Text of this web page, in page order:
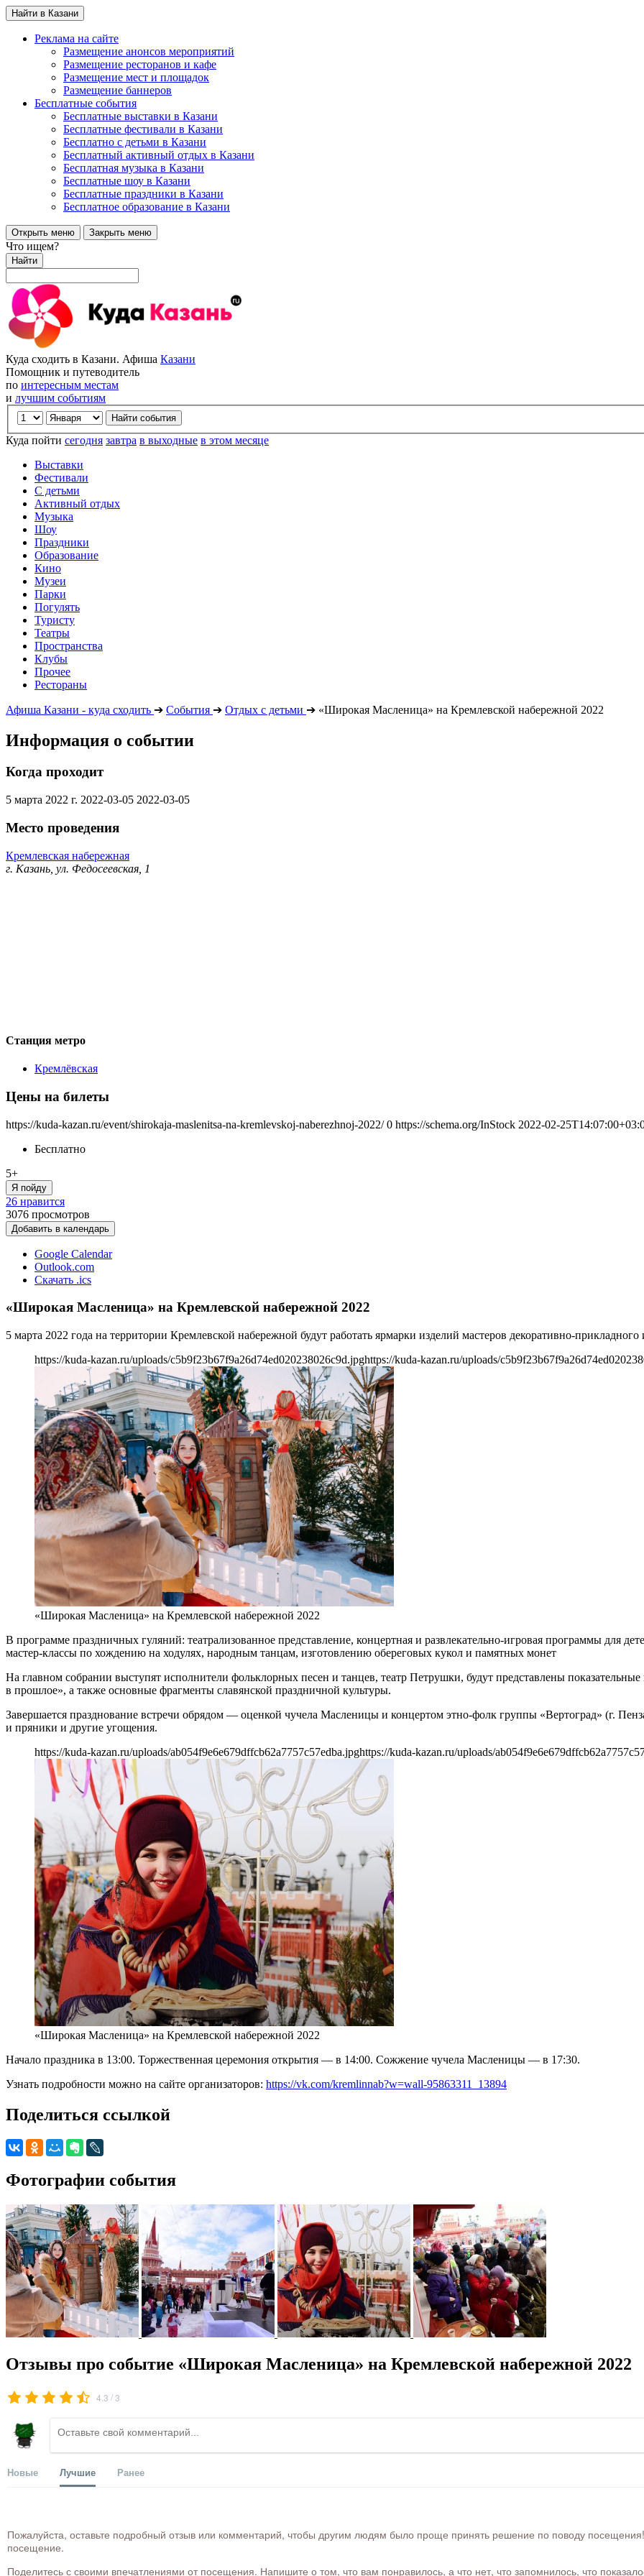
Найти в Казани
Реклама на сайте
Размещение анонсов мероприятий
Размещение ресторанов и кафе
Размещение мест и площадок
Размещение баннеров
Бесплатные события
Бесплатные выставки в Казани
Бесплатные фестивали в Казани
Бесплатно с детьми в Казани
Бесплатный активный отдых в Казани
Бесплатная музыка в Казани
Бесплатные шоу в Казани
Бесплатные праздники в Казани
Бесплатное образование в Казани
Открыть меню Закрыть меню
Что ищем?
Найти
Куда сходить в Казани. Афиша Казани
Помощник и путеводитель
по интересным местам
и лучшим событиям
Куда пойти сегодня завтра в выходные в этом месяце
Выставки
Фестивали
С детьми
Активный отдых
Музыка
Шоу
Праздники
Образование
Кино
Музеи
Парки
Погулять
Туристу
Театры
Пространства
Клубы
Прочее
Рестораны
Афиша Казани - куда сходить ➔ События ➔ Отдых с детьми ➔ «Широкая Масленица» на Кремлевской набережной 2022
Информация о событии
Когда проходит
5 марта 2022 г. 2022-03-05 2022-03-05
Место проведения
Кремлевская набережная
г. Казань, ул. Федосеевская, 1
Станция метро
Кремлёвская
Цены на билеты
https://kuda-kazan.ru/event/shirokaja-maslenitsa-na-kremlevskoj-naberezhnoj-2022/ 0 https://schema.org/InStock 2022-02-
Бесплатно
5+
Я пойду
26 нравится
3076 просмотров
Добавить в календарь
Google Calendar
Outlook.com
Скачать .ics
«Широкая Масленица» на Кремлевской набережной 2022
5 марта 2022 года на территории Кремлевской набережной будут работать ярмарки изделий мастеров декоративно-
https://kuda-kazan.ru/uploads/c5b9f23b67f9a26d74ed020238026c9d.jpghttps://kuda-kazan.ru/uploads/
«Широкая Масленица» на Кремлевской набережной 2022
В программе праздничных гуляний: театрализованное представление, концертная и развлекательно-игровая программы для
мастер-классы по хождению на ходулях, народным танцам, изготовлению обереговых кукол и памятных монет
На главном собрании выступят исполнители фольклорных песен и танцев, театр Петрушки, будут представлены
в прошлое», а также основные фрагменты славянской праздничной культуры.
Завершается празднование встречи обрядом — оценкой чучела Масленицы и концертом этно-фолк группы «Вертоград» (г.
и пряники и другие угощения.
https://kuda-kazan.ru/uploads/ab054f9e6e679dffcb62a7757c57edba.jpghttps://kuda-kazan.ru/uploads/
«Широкая Масленица» на Кремлевской набережной 2022
Начало праздника в 13:00. Торжественная церемония открытия — в 14:00. Сожжение чучела Масленицы — в 17:30.
Узнать подробности можно на сайте организаторов: https://vk.com/kremlinnab?w=wall-95863311_13894
Поделиться ссылкой
Фотографии события
Отзывы про событие «Широкая Масленица» на Кремлевской набережной 2022
4.3 /3
Новые Лучшие Ранее
Пожалуйста, оставьте подробный отзыв или комментарий, чтобы другим людям было проще принять решение по поводу посещения!
посещение.
Поделитесь с своими впечатлениями от посещения. Напишите о том, что вам понравилось, а что нет, что запомнилось, что